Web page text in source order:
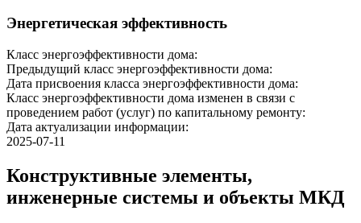
Энергетическая эффективность
Класс энергоэффективности дома:
Предыдущий класс энергоэффективности дома:
Дата присвоения класса энергоэффективности дома:
Класс энергоэффективности дома изменен в связи с
проведением работ (услуг) по капитальному ремонту:
Дата актуализации информации:
2025-07-11
Конструктивные элементы,
инженерные системы и объекты МКД